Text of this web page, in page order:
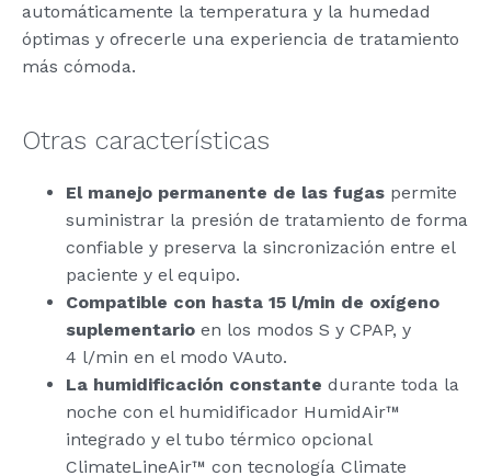
automáticamente la temperatura y la humedad
óptimas y ofrecerle una experiencia de tratamiento
más cómoda.
Otras características
El manejo permanente de las fugas permite
suministrar la presión de tratamiento de forma
confiable y preserva la sincronización entre el
paciente y el equipo.
Compatible con hasta 15 l/min de oxígeno
suplementario en los modos S y CPAP, y
4 l/min en el modo VAuto.
La humidificación constante durante toda la
noche con el humidificador HumidAir™
integrado y el tubo térmico opcional
ClimateLineAir™ con tecnología Climate